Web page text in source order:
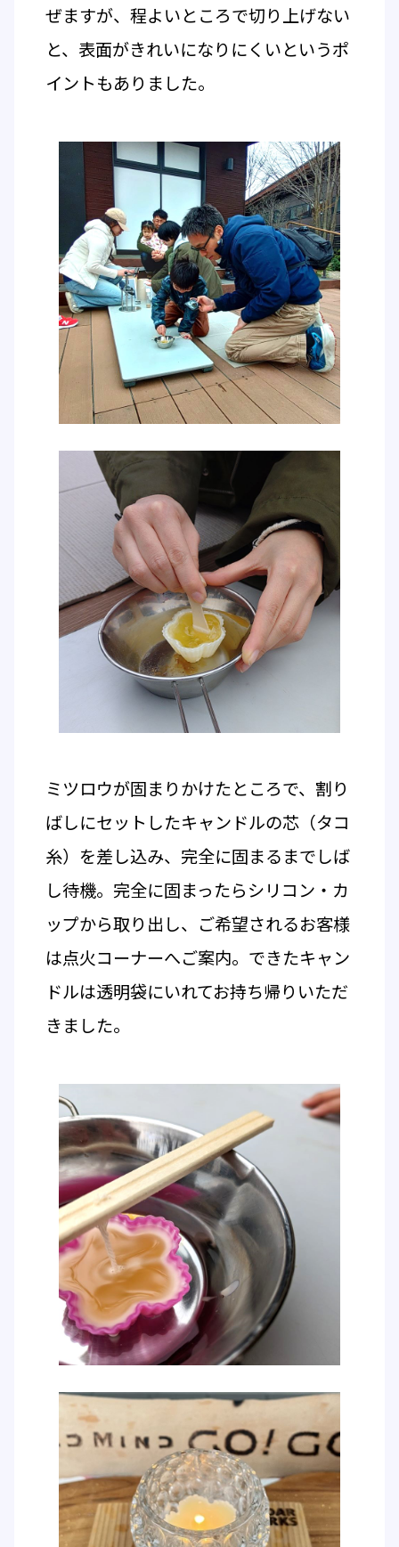
ぜますが、程よいところで切り上げない
と、表面がきれいになりにくいというポ
イントもありました。
ミツロウが固まりかけたところで、割り
ばしにセットしたキャンドルの芯（タコ
糸）を差し込み、完全に固まるまでしば
し待機。完全に固まったらシリコン・カ
ップから取り出し、ご希望されるお客様
は点火コーナーへご案内。できたキャン
ドルは透明袋にいれてお持ち帰りいただ
きました。